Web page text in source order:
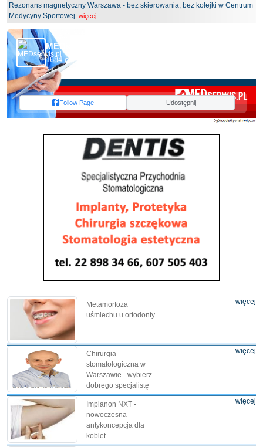
Rezonans magnetyczny Warszawa - bez skierowania, bez kolejki w Centrum
Medycyny Sportowej. więcej
MEDserwis.pl - Ogólnopolski Portal Medyczny
1684 obserwujących
Follow Page Udostępnij
Metamorfoza
uśmiechu u ortodonty
więcej
Chirurgia
stomatologiczna w
Warszawie - wybierz
dobrego specjalistę
więcej
Implanon NXT -
nowoczesna
antykoncepcja dla
kobiet
więcej